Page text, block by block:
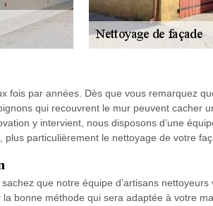
fois par années. Dès que vous remarquez
qui recouvrent le mur peuvent cacher
y intervient, nous disposons d’une
particulièrement le nettoyage de votre
que notre équipe d’artisans
bonne méthode qui sera adaptée à votre